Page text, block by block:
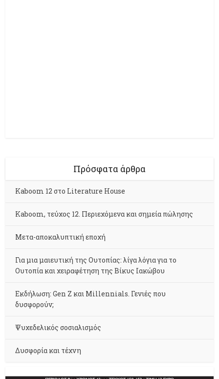
Πρόσφατα άρθρα
Kaboom 12 στο Literature House
Kaboom, τεύχος 12. Περιεχόμενα και σημεία πώλησης
Μετα-αποκαλυπτική εποχή
Για μια μαιευτική της Ουτοπίας: λίγα λόγια για το
Ουτοπία και χειραφέτηση της Βίκυς Ιακώβου
Εκδήλωση: Gen Z και Millennials. Γενιές που
δυσφορούν;
Ψυχεδελικός σοσιαλισμός
Δυσφορία και τέχνη